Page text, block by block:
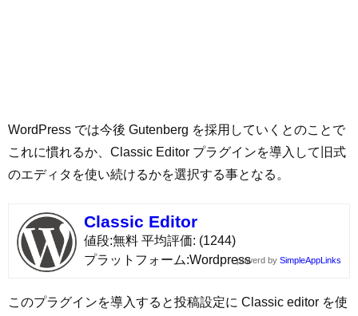
WordPress では今後 Gutenberg を採用していくとのことで
これに慣れるか、Classic Editor プラグインを導入して旧式
のエディタを使い続けるかを選択する事となる。
Classic Editor
値段 無料 平均評価 (1244)
プラットフォーム Wordpresspowerd by SimpleAppLinks
このプラグインを導入すると投稿設定に Classic editor を使